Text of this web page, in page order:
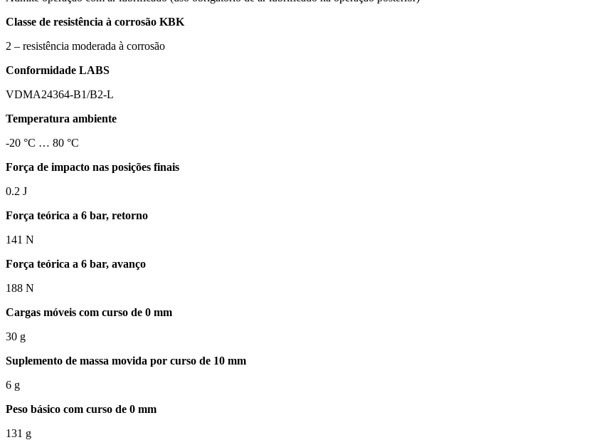
Classe de resistência à corrosão KBK
2 – resistência moderada à corrosão
Conformidade LABS
VDMA24364-B1/B2-L
Temperatura ambiente
-20 °C … 80 °C
Força de impacto nas posições finais
0.2 J
Força teórica a 6 bar, retorno
141 N
Força teórica a 6 bar, avanço
188 N
Cargas móveis com curso de 0 mm
30 g
Suplemento de massa movida por curso de 10 mm
6 g
Peso básico com curso de 0 mm
131 g